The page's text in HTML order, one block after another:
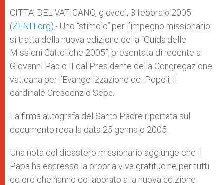
p
p
g
e
r
o
k
r
CITTA’ DEL VATICANO, giovedì, 3 febbraio 2005
(ZENIT.org).- Uno “stimolo” per l’impegno missionario:
si tratta della nuova edizione della “Guida delle
Missioni Cattoliche 2005”, presentata di recente a
Giovanni Paolo II dal Presidente della Congregazione
vaticana per l’Evangelizzazione dei Popoli, il
cardinale Crescenzio Sepe.
La firma autografa del Santo Padre riportata sul
documento reca la data 25 gennaio 2005.
Una nota del dicastero missionario aggiunge che il
Papa ha espresso la propria viva gratitudine per tutti
coloro che hanno collaborato alla nuova edizione